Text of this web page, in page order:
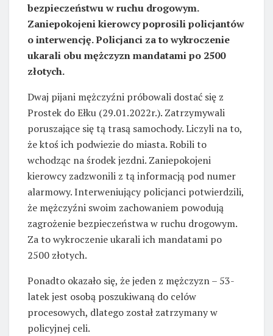
bezpieczeństwu w ruchu drogowym.
Zaniepokojeni kierowcy poprosili policjantów
o interwencję. Policjanci za to wykroczenie
ukarali obu mężczyzn mandatami po 2500
złotych.
Dwaj pijani mężczyźni próbowali dostać się z
Prostek do Ełku (29.01.2022r.). Zatrzymywali
poruszające się tą trasą samochody. Liczyli na to,
że ktoś ich podwiezie do miasta. Robili to
wchodząc na środek jezdni. Zaniepokojeni
kierowcy zadzwonili z tą informacją pod numer
alarmowy. Interweniujący policjanci potwierdzili,
że mężczyźni swoim zachowaniem powodują
zagrożenie bezpieczeństwa w ruchu drogowym.
Za to wykroczenie ukarali ich mandatami po
2500 złotych.
Ponadto okazało się, że jeden z mężczyzn – 53-
latek jest osobą poszukiwaną do celów
procesowych, dlatego został zatrzymany w
policyjnej celi.